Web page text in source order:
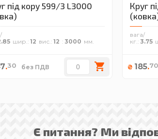
під кору 599/3 L3000
шир. 12 вис. 12 3000
.30 без ПДВ
Круг
вага/
кг. 3.75
₴ 185.70
Є питання? Ми